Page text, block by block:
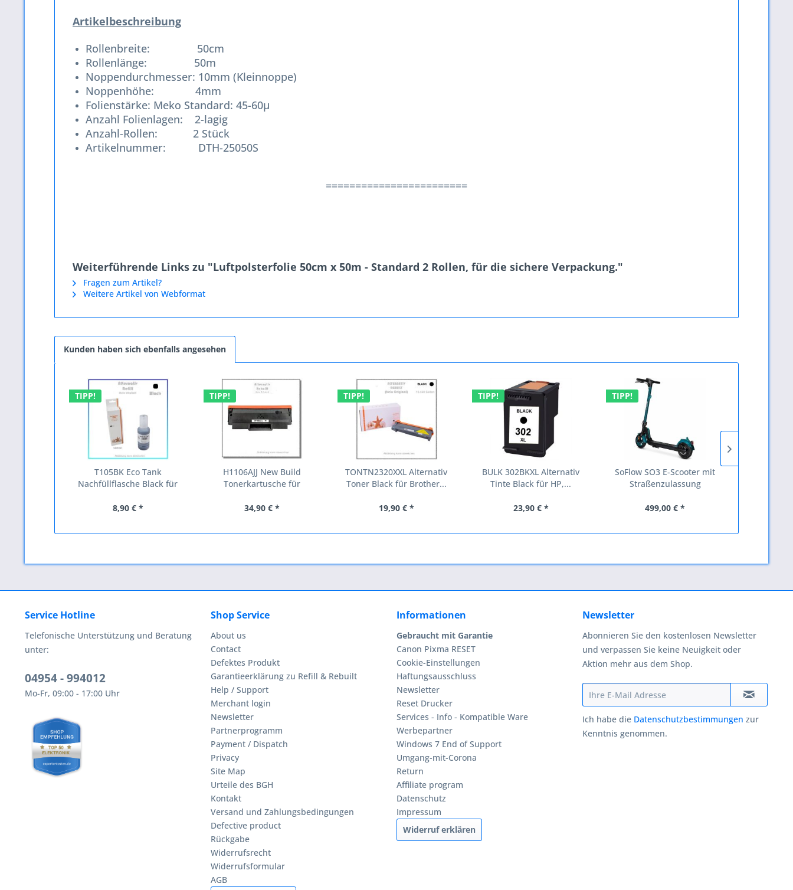
Artikelbeschreibung
Rollenbreite: 50cm
Rollenlänge: 50m
Noppendurchmesser: 10mm (Kleinnoppe)
Noppenhöhe: 4mm
Folienstärke: Meko Standard: 45-60µ
Anzahl Folienlagen: 2-lagig
Anzahl-Rollen: 2 Stück
Artikelnummer: DTH-25050S
========================
Weiterführende Links zu "Luftpolsterfolie 50cm x 50m - Standard 2 Rollen, für die sichere Verpackung."
Fragen zum Artikel?
Weitere Artikel von Webformat
Kunden haben sich ebenfalls angesehen
TIPP!
T105BK Eco Tank
Nachfüllflasche Black für
8,90 € *
TIPP!
H1106AJJ New Build
Tonerkartusche für
34,90 € *
TIPP!
TONTN2320XXL Alternativ
Toner Black für Brother...
19,90 € *
TIPP!
BULK 302BKXL Alternativ
Tinte Black für HP,...
23,90 € *
TIPP!
SoFlow SO3 E-Scooter mit
Straßenzulassung
499,00 € *
Service Hotline
Telefonische Unterstützung und Beratung
unter:
04954 - 994012
Mo-Fr, 09:00 - 17:00 Uhr
Shop Service
About us
Contact
Defektes Produkt
Garantieerklärung zu Refill & Rebuilt
Help / Support
Merchant login
Newsletter
Partnerprogramm
Payment / Dispatch
Privacy
Site Map
Urteile des BGH
Kontakt
Versand und Zahlungsbedingungen
Defective product
Rückgabe
Widerrufsrecht
Widerrufsformular
AGB
Informationen
Gebraucht mit Garantie
Canon Pixma RESET
Cookie-Einstellungen
Haftungsausschluss
Newsletter
Reset Drucker
Services - Info - Kompatible Ware
Werbepartner
Windows 7 End of Support
Umgang-mit-Corona
Return
Affiliate program
Datenschutz
Impressum
Widerruf erklären
Newsletter
Abonnieren Sie den kostenlosen Newsletter
und verpassen Sie keine Neuigkeit oder
Aktion mehr aus dem Shop.
Ich habe die Datenschutzbestimmungen zur
Kenntnis genommen.